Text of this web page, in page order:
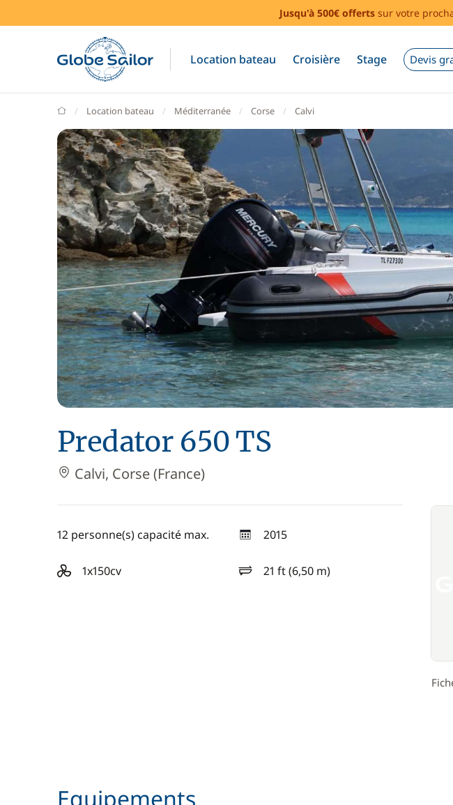
Jusqu'à 500€ offerts sur votre
Location bateau Croisière Stage Devis
GlobeSailor
Location bateau Méditerranée Corse Calvi
Predator 650 TS
Calvi, Corse (France)
12 personne(s) capacité max. 2015
année
1x150cv
motorisation 21 ft (6,50 m)
longueur
Equipements